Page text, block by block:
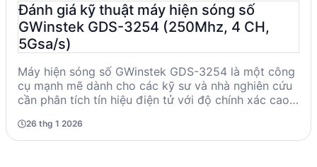
Đánh giá kỹ thuật máy hiện sóng số
GWinstek GDS-3254 (250Mhz, 4 CH,
5Gsa/s)
Máy hiện sóng số GWinstek GDS-3254 là một công
cụ mạnh mẽ dành cho các kỹ sư và nhà nghiên cứu
cần phân tích tín hiệu điện tử với độ chính xác cao.
5Gsa/s, sản phẩm này đáp ứng tốt nhu cầu đo
lường phức tạp. Tuy nhiên, do đã ngừng sản xuất,
26 thg 1 2026